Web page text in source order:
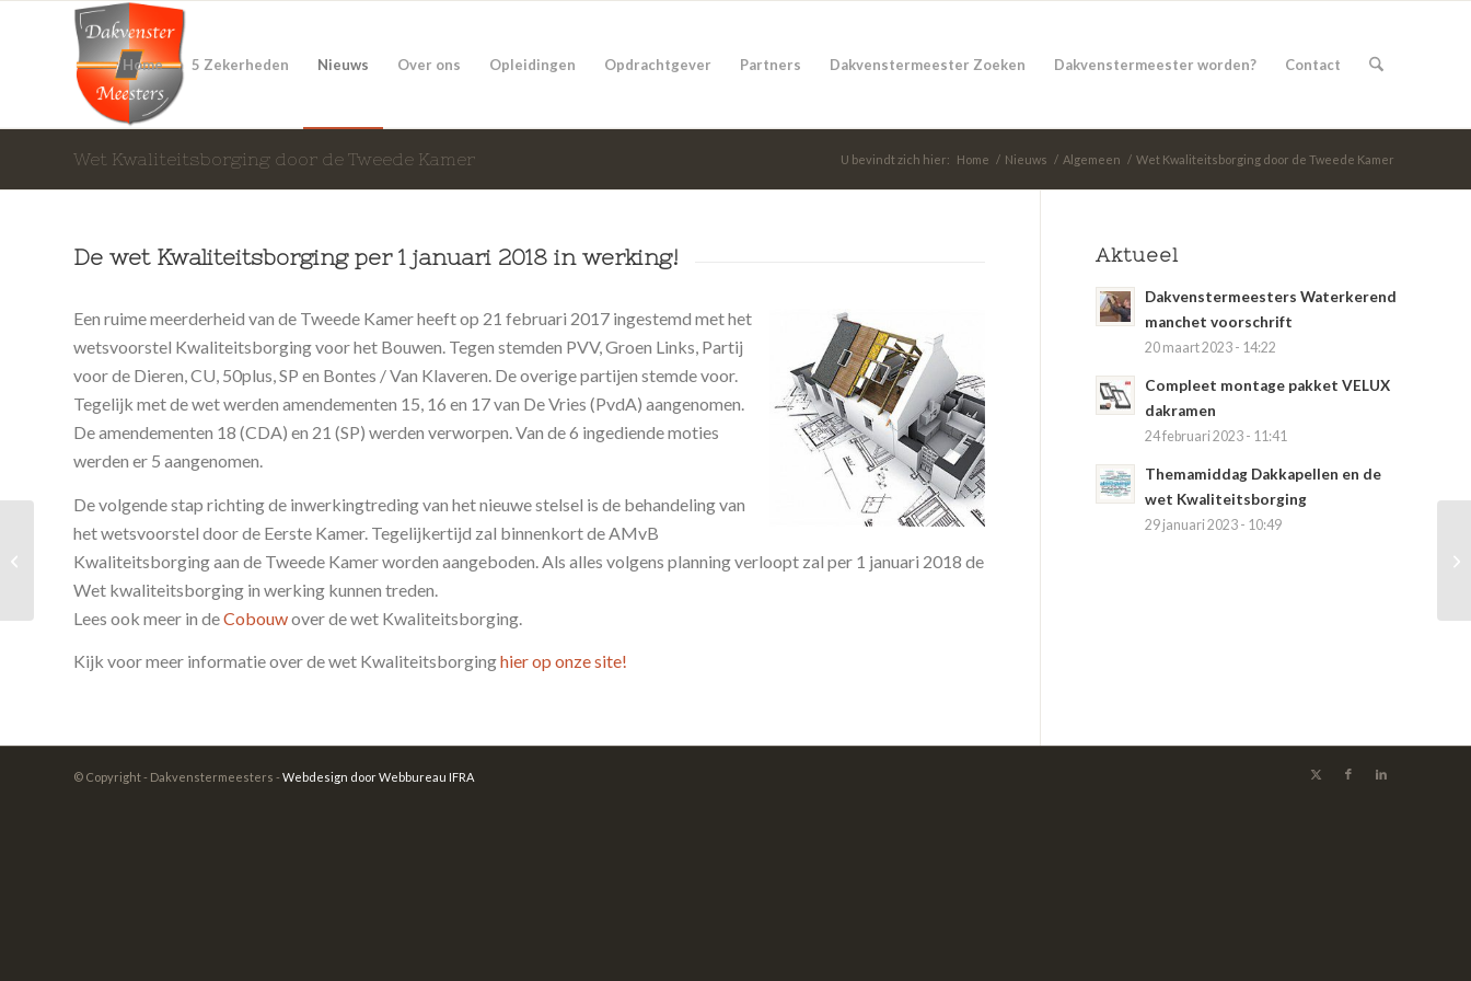
Home 5 Zekerheden Nieuws Over ons Opleidingen Opdrachtgever Partners Dakvenstermeester Zoeken Dakvenstermeester worden? Contact
Wet Kwaliteitsborging door de Tweede Kamer U bevindt zich hier: Home / Nieuws / Algemeen / Wet Kwaliteitsborging door de Tweede Kamer
De wet Kwaliteitsborging per 1 januari 2018 in werking!
Een ruime meerderheid van de Tweede Kamer heeft op 21 februari 2017 ingestemd met het
wetsvoorstel Kwaliteitsborging voor het Bouwen. Tegen stemden PVV, Groen Links, Partij
voor de Dieren, CU, 50plus, SP en Bontes / Van Klaveren. De overige partijen stemde voor.
Tegelijk met de wet werden amendementen 15, 16 en 17 van De Vries (PvdA) aangenomen.
De amendementen 18 (CDA) en 21 (SP) werden verworpen. Van de 6 ingediende moties
werden er 5 aangenomen.
De volgende stap richting de inwerkingtreding van het nieuwe stelsel is de behandeling van
het wetsvoorstel door de Eerste Kamer. Tegelijkertijd zal binnenkort de AMvB
Kwaliteitsborging aan de Tweede Kamer worden aangeboden. Als alles volgens planning verloopt zal per 1 januari 2018 de
Wet kwaliteitsborging in werking kunnen treden.
Lees ook meer in deCobouwover de wet Kwaliteitsborging.
Kijk voor meer informatie over de wet Kwaliteitsborginghier op onze site!
Aktueel
Dakvenstermeesters Waterkerend
manchet voorschrift
20 maart 2023 - 14:22
Compleet montage pakket VELUX
dakramen
24 februari 2023 - 11:41
Themamiddag Dakkapellen en de
wet Kwaliteitsborging
29 januari 2023 - 10:49
© Copyright - Dakvenstermeesters - Webdesign door Webbureau IFRA
Dakvenstermeester
Klussenier Martin de